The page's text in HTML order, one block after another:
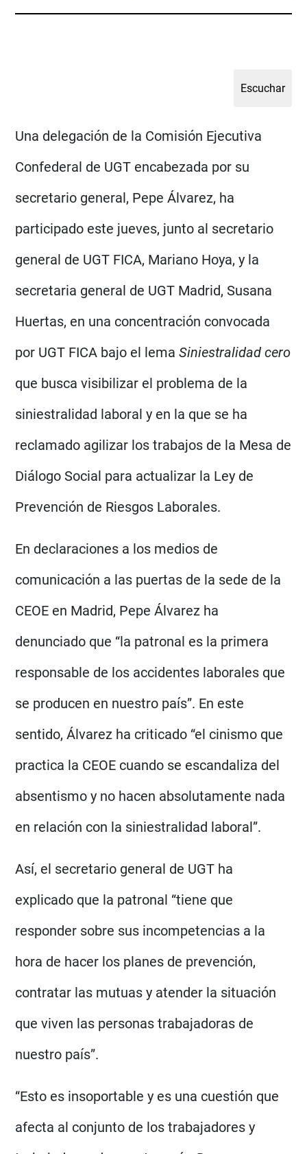
Una delegación de la Comisión Ejecutiva
Confederal de UGT encabezada por su
secretario general, Pepe Álvarez, ha
participado este jueves, junto al secretario
general de UGT FICA, Mariano Hoya, y la
secretaria general de UGT Madrid, Susana
Huertas, en una concentración convocada
por UGT FICA bajo el lemaSiniestralidad cero
que busca visibilizar el problema de la
siniestralidad laboral y en la que se ha
reclamado agilizar los trabajos de la Mesa de
Diálogo Social para actualizar la Ley de
Prevención de Riesgos Laborales.
En declaraciones a los medios de
comunicación a las puertas de la sede de la
CEOE en Madrid, Pepe Álvarez ha
denunciado que “la patronal es la primera
responsable de los accidentes laborales que
se producen en nuestro país”. En este
sentido, Álvarez ha criticado “el cinismo que
practica la CEOE cuando se escandaliza del
absentismo y no hacen absolutamente nada
en relación con la siniestralidad laboral”.
Así, el secretario general de UGT ha
explicado que la patronal “tiene que
responder sobre sus incompetencias a la
hora de hacer los planes de prevención,
contratar las mutuas y atender la situación
que viven las personas trabajadoras de
nuestro país”.
“Esto es insoportable y es una cuestión que
afecta al conjunto de los trabajadores y